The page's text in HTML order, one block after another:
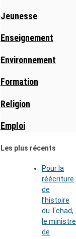
Jeunesse
Enseignement
Environnement
Formation
Religion
Emploi
Les plus récents
Pour la
réécriture
de
l’histoire
du Tchad,
le ministre
de